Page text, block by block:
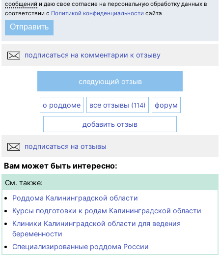
сообщений и даю свое согласие на персональную обработку данных в
соответствии с Политикой конфиденциальности сайта
подписаться на комментарии к отзыву
следующий отзыв
о роддоме все отзывы (114) форум
добавить отзыв
подписаться на отзывы
Вам может быть интересно:
См. также:
Роддома Калининградской области
Курсы подготовки к родам Калининградской области
Клиники Калининградской области для ведения
беременности
Специализированные роддома России